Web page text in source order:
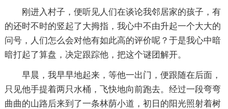
刚进入村子，便听见人们在谈论我邻居家的孩子，有
的还时不时的竖起了大拇指，我心中不由升起一个大大的
问号，人们怎么会对他有如此高的评价呢？于是我心中暗
暗打起了算盘，决定跟踪他，把这个谜团解开。
早晨，我早早地起来，等他一出门，便跟随在后面，
只见他手提着两只水桶，飞快地向前跑去。经过一段弯弯
曲曲的山路后来到了一条林荫小道，初日的阳光照射着树